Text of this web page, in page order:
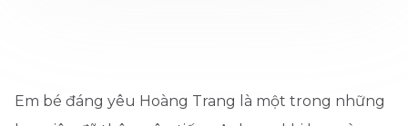
Em bé đáng yêu Hoàng Trang là một trong những